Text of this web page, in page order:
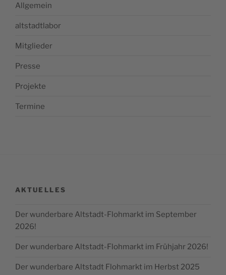
Allgemein
altstadtlabor
Mitglieder
Presse
Projekte
Termine
AKTUELLES
Der wunderbare Altstadt-Flohmarkt im September
2026!
Der wunderbare Altstadt-Flohmarkt im Frühjahr 2026!
Der wunderbare Altstadt Flohmarkt im Herbst 2025